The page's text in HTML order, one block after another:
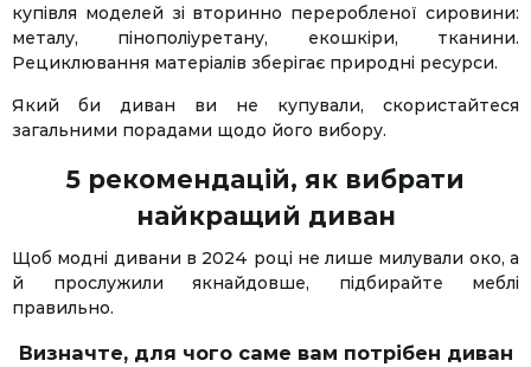
купівля моделей зі вторинно переробленої сировини:
металу, пінополіуретану, екошкіри, тканини.
Рециклювання матеріалів зберігає природні ресурси.
Який би диван ви не купували, скористайтеся
загальними порадами щодо його вибору.
5 рекомендацій, як вибрати
найкращий диван
Щоб модні дивани в 2024 році не лише милували око, а
й прослужили якнайдовше, підбирайте меблі
правильно.
Визначте, для чого саме вам потрібен диван